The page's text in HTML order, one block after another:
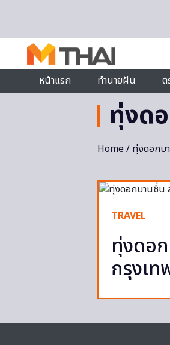
หน้าแรก
ทำนายฝัน ต
ทุ่งด
Home/ ทุ่งดอกบ
TRAVEL
ทุ่งดอ
กรุงเท